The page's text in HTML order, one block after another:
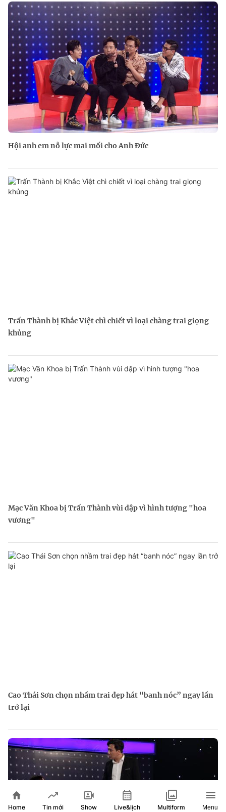
Hội anh em nỗ lực mai mối cho Anh Đức
Trấn Thành bị Khắc Việt chì chiết vì loại chàng trai giọng
khủng
Mạc Văn Khoa bị Trấn Thành vùi dập vì hình tượng "hoa
vương"
Cao Thái Sơn chọn nhầm trai đẹp hát “banh nóc” ngay lần
trở lại
Home Tin mới Show Live&lịch Multiform Menu